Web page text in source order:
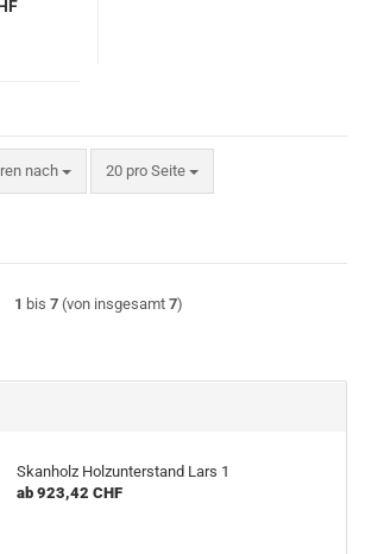
nach
nach 20 pro Seite
pro Seite
1 bis 7 (von insgesamt 7)
Skanholz Holzunterstand Lars 1
ab 923,42 CHF